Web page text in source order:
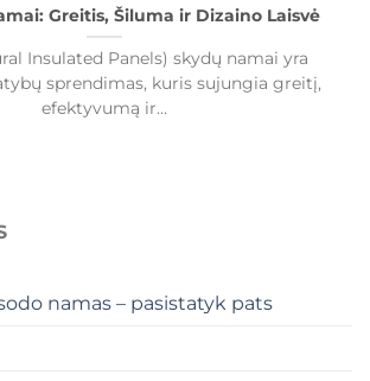
Greitis, Šiluma ir Dizaino Laisvė
Insulated Panels) skydų namai yra
sprendimas, kuris sujungia greitį,
efektyvumą ir...
namas – pasistatyk pats